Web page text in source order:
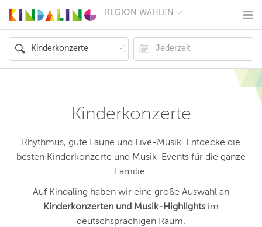
REGION WÄHLEN
MÜNCHEN
HAMBURG
FRANKFURT
KÖLN
HANNOVER
DRESDEN
WIEN
ZÜRICH
REGIONEN
Kinderkonzerte
Rhythmus, gute Laune und Live-Musik. Entdecke die
besten Kinderkonzerte und Musik-Events für die ganze
Familie.
Auf Kindaling haben wir eine große Auswahl an
Kinderkonzerten und Musik-Highlights im
deutschsprachigen Raum.